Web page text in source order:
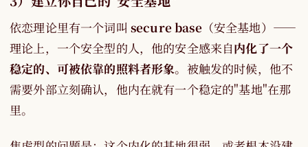
依恋理论里有一个词叫 secure base （安全基地）——
理论上，一个安全型的人，他的安全感来自内化了一个
稳定的、可被依靠的照料者形象。被触发的时候，他不
需要外部立刻确认，他内在就有一个稳定的"基地"在那
里。